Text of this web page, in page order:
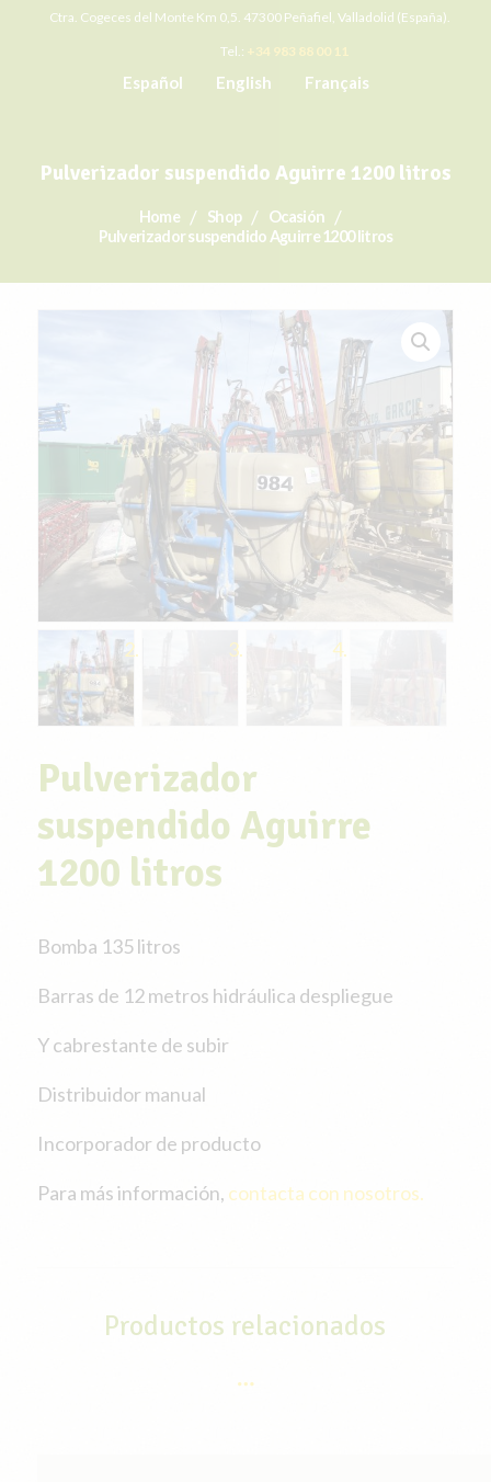
Ctra. Cogeces del Monte Km 0,5. 47300 Peñafiel, Valladolid (España).
Tel.: +34 983 88 00 11
Español English Français
Pulverizador suspendido Aguirre 1200 litros
Home Shop
Ocasión
Pulverizador suspendido Aguirre 1200 litros
Pulverizador
suspendido Aguirre
1200 litros
Bomba 135 litros
Barras de 12 metros hidráulica despliegue
Y cabrestante de subir
Distribuidor manual
Incorporador de producto
Para más información, contacta con nosotros.
Productos relacionados